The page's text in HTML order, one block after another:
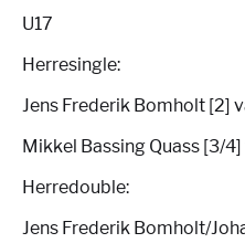
U17
Herresingle:
Jens Frederik Bomholt [2]
Mikkel Bassing Quass [3/
Herredouble:
Jens Frederik Bomholt/